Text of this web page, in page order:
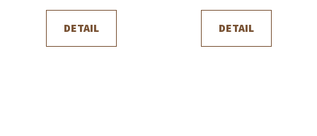
DETAIL DETAIL